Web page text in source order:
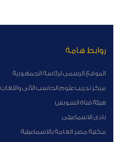
روابط هامة
الموقع الرسمى لرئاسة الجمهورية
مركز تدريب علوم الحاسب الآلى واللغات
هيئة قناة السوبس
نادى الاسماعيلى
مكتبة مصر العامة بالاسماعيلية